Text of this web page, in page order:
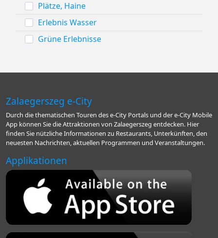
Plätze, Haine
Erlebnis Wasser
Grüne Erlebnisse
Zalaegerszeg e-City
Durch die thematischen Touren des e-City Portals und der e-City Mobile
App können Sie die Attraktionen von Zalaegerszeg entdecken. Hier
finden Sie nützliche Informationen zu Restaurants, Unterkünften, den
neuesten Nachrichten, aktuellen Programmen und Veranstaltungen.
Applikationen